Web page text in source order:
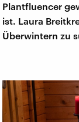
Plantfluencer
ist. Laura
Überwintern zu